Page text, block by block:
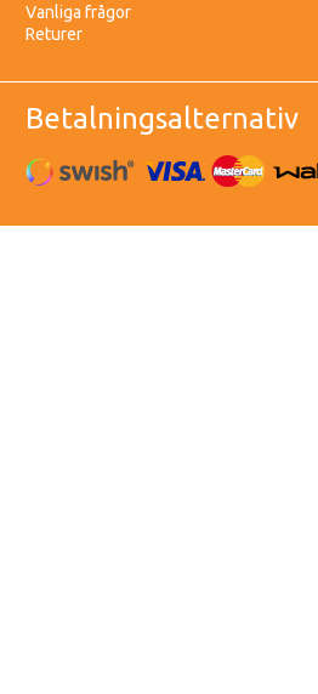
Vanliga frågor
Returer
Betalningsalternativ